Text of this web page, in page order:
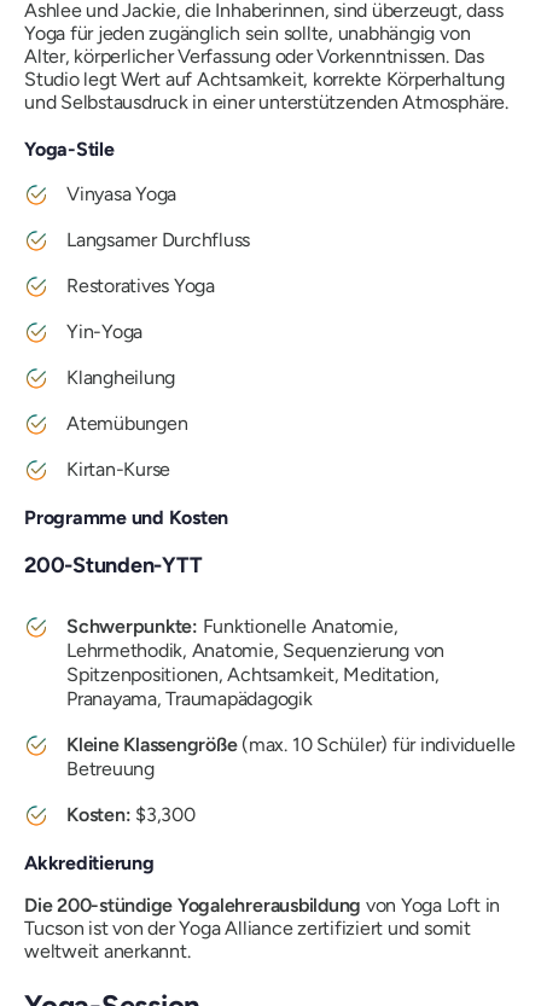
Ashlee und Jackie, die Inhaberinnen, sind überzeugt, dass
Yoga für jeden zugänglich sein sollte, unabhängig von
Alter, körperlicher Verfassung oder Vorkenntnissen. Das
Studio legt Wert auf Achtsamkeit, korrekte Körperhaltung
und Selbstausdruck in einer unterstützenden Atmosphäre.
Yoga-Stile
Vinyasa Yoga
Langsamer Durchfluss
Restoratives Yoga
Yin-Yoga
Klangheilung
Atemübungen
Kirtan-Kurse
Programme und Kosten
200-Stunden-YTT
Schwerpunkte: Funktionelle Anatomie,
Lehrmethodik, Anatomie, Sequenzierung von
Spitzenpositionen, Achtsamkeit, Meditation,
Pranayama, Traumapädagogik
Kleine Klassengröße (max. 10 Schüler) für individuelle
Betreuung
Kosten: $3,300
Akkreditierung
Die 200-stündige Yogalehrerausbildung von Yoga Loft in
Tucson ist von der Yoga Alliance zertifiziert und somit
weltweit anerkannt.